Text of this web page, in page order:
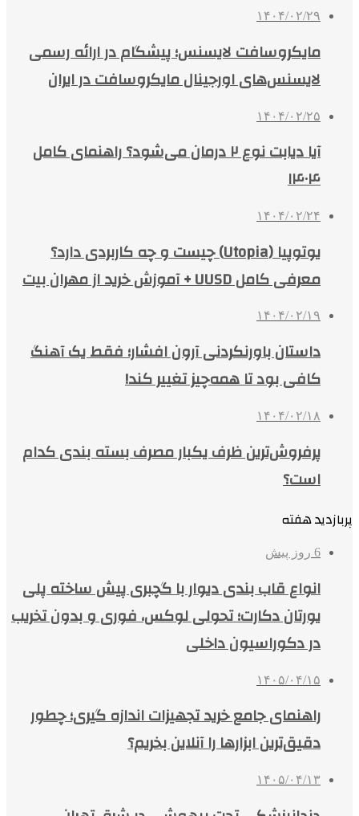
۱۴۰۴/۰۲/۲۹
مایکروسافت لایسنس؛ پیشگام در ارائه رسمی
لایسنس‌های اورجینال مایکروسافت در ایران
۱۴۰۴/۰۲/۲۵
آیا دیابت نوع ۲ درمان می‌شود؟ راهنمای کامل
۱۴۰۴
۱۴۰۴/۰۲/۲۴
یوتوپیا (Utopia) چیست و چه کاربردی دارد؟
معرفی کامل UUSD + آموزش خرید از مهران بیت
۱۴۰۴/۰۲/۱۹
داستان باورنکردنی آرون افشار؛ فقط یک آهنگ
کافی بود تا همه‌چیز تغییر کند!
۱۴۰۴/۰۲/۱۸
پرفروش‌ترین ظرف یکبار مصرف بسته بندی کدام
است؟
پربازدید هفته
6 روز پیش
انواع قاب بندی دیوار با گچبری پیش ساخته پلی
یورتان دکارت؛ تحولی لوکس، فوری و بدون تخریب
در دکوراسیون داخلی
۱۴۰۵/۰۴/۱۵
راهنمای جامع خرید تجهیزات اندازه گیری؛ چطور
دقیق‌ترین ابزارها را آنلاین بخریم؟
۱۴۰۵/۰۴/۱۳